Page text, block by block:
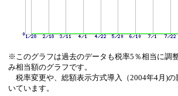
※このグラフは過去のデータも税率5％相当に調
み相当額のグラフです。
税率変更や、総額表示方式導入（2004年4月)の
いています。